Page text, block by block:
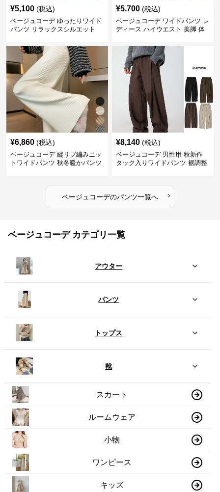
¥5,100 (税込)
ベージュコーデ ゆったりワイド
パンツ リラックスシルエット
¥5,700 (税込)
ベージュコーデ ワイドパンツ レ
ディース ハイウエスト 美脚 体
¥6,860 (税込)
ベージュコーデ 縦リブ編みニッ
トワイドパンツ 秋冬暖かパンツ
¥8,140 (税込)
ベージュコーデ 男性用 秋新作
タック入りワイドパンツ 裾調整
ベージュコーデのパンツ一覧へ ›
ベージュコーデ カテゴリ一覧
アウター
パンツ
トップス
靴
スカート
ルームウェア
小物
ワンピース
キッズ